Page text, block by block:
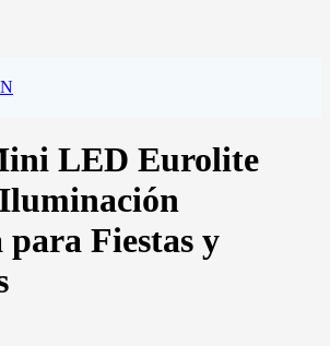
LED Eurolite
para Fiestas y